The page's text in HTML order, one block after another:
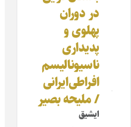
در دوران
پهلوی و
پدیداری
ناسیونالیسم
افراطی‌ایرانی
/ ملیحه بصیر
ایشیق